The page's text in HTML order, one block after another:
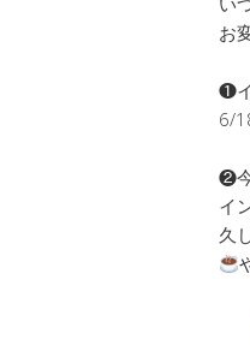
お
❶
6/
❷
イ
久